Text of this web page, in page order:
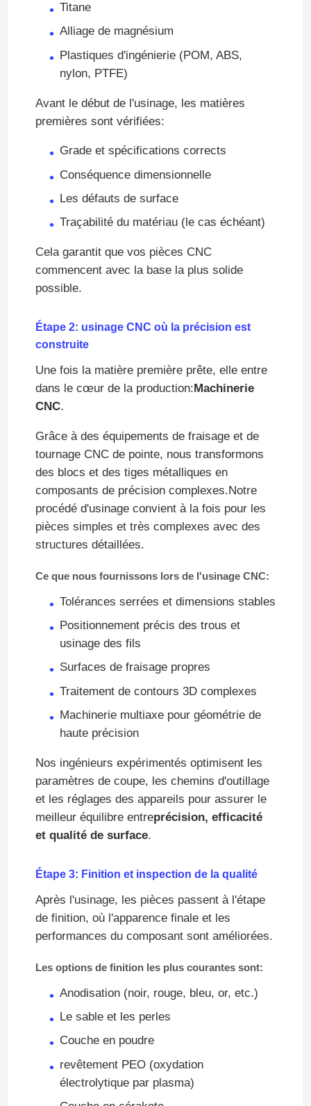
Maison
Services
Exposition de VR
Au sujet de nous
Nouvelles
Demandez une citation
usinage de précision de commande numérique par
Services de usinage de commande numérique par
Machinerie de précision au magnésium
usinage titanique de commande numérique par
Titane
Alliage de magnésium
Plastiques d'ingénierie (POM, ABS,
nylon, PTFE)
Avant le début de l'usinage, les matières
premières sont vérifiées:
Grade et spécifications corrects
Conséquence dimensionnelle
Les défauts de surface
Traçabilité du matériau (le cas échéant)
Cela garantit que vos pièces CNC
commencent avec la base la plus solide
possible.
Étape 2: usinage CNC où la précision est
construite
Une fois la matière première prête, elle entre
dans le cœur de la production:Machinerie
CNC.
Grâce à des équipements de fraisage et de
tournage CNC de pointe, nous transformons
des blocs et des tiges métalliques en
composants de précision complexes.Notre
procédé d'usinage convient à la fois pour les
pièces simples et très complexes avec des
structures détaillées.
Ce que nous fournissons lors de l'usinage CNC:
Tolérances serrées et dimensions stables
Positionnement précis des trous et
usinage des fils
Surfaces de fraisage propres
Traitement de contours 3D complexes
Machinerie multiaxe pour géométrie de
haute précision
Nos ingénieurs expérimentés optimisent les
paramètres de coupe, les chemins d'outillage
et les réglages des appareils pour assurer le
meilleur équilibre entreprécision, efficacité
et qualité de surface.
Étape 3: Finition et inspection de la qualité
Après l'usinage, les pièces passent à l'étape
de finition, où l'apparence finale et les
performances du composant sont améliorées.
Les options de finition les plus courantes sont:
Anodisation (noir, rouge, bleu, or, etc.)
Le sable et les perles
Couche en poudre
revêtement PEO (oxydation
électrolytique par plasma)